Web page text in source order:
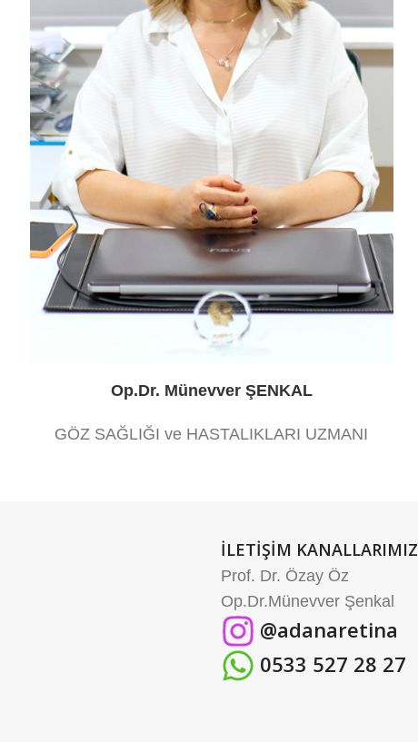
Op.Dr. Münevver ŞENKAL
GÖZ SAĞLIĞI ve HASTALIKLARI UZMANI
İLETİŞİM KANALLARIMIZ
Prof. Dr. Özay Öz
Op.Dr.Münevver Şenkal
@adanaretina
0533 527 28 27